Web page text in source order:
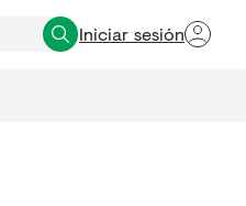
Iniciar sesión